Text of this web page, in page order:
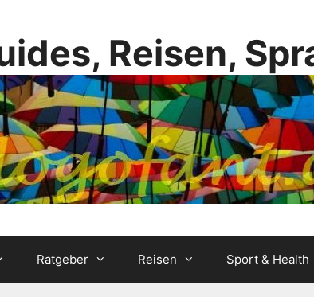
Reisen,
Ratgeber Reisen Sport & Health